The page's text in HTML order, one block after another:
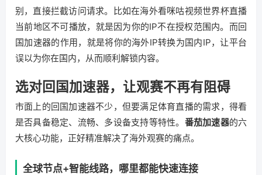
别，直接拦截访问请求。比如在海外看咪咕视频世界杯直播
当前地区不可播放，就是因为你的IP不在授权范围内。而回
国加速器的作用，就是将你的海外IP转换为国内IP，让平台
误以为你在国内，从而顺利解锁内容。
选对回国加速器，让观赛不再有阻碍
市面上的回国加速器不少，但要满足体育直播的需求，得看
是否具备稳定、流畅、多设备支持等特性。 番茄加速器的六
大核心功能，正好精准解决了海外观赛的痛点。
全球节点+智能线路，哪里都能快速连接